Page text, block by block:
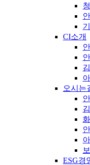
CI소개
오시는
ESG경